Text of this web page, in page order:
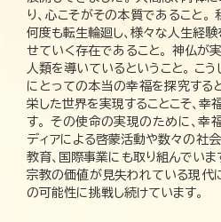
り、心こそがその本質であること。
何度も転生輪廻し、様々な人生経
せていく存在であること。 神仏が
人類を導いているということ。 こ
にとっての本当の幸福を探究する
栄した世界を実現することこそ、
す。 その使命の実現のために、幸
ディアによる啓蒙活動や数々の社
教育、国際事業にも取り組んでいま
宗教の価値が見失われている現代
の可能性に挑戦し続けています。